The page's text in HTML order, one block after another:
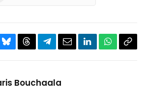
BlueskyThreadsPartager
Telegram
EmailLinkedInWhatsApp
Bouchaala